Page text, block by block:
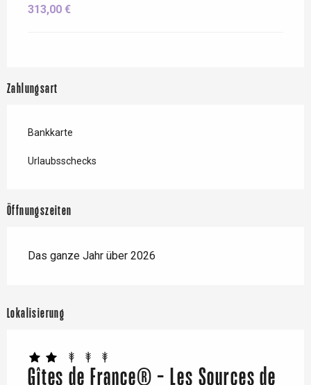
313,00 €
Zahlungsart
Bankkarte
Urlaubsschecks
Öffnungszeiten
Das ganze Jahr über 2026
Lokalisierung
Gîtes de France® - Les Sources de